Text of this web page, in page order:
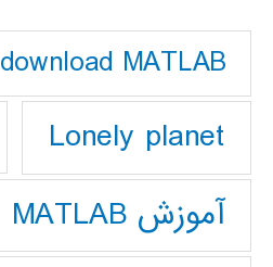
download MATLAB
Lonely planet
آموزش MATLAB